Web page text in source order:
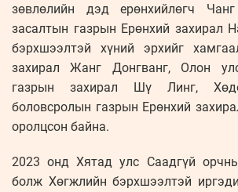
зөвлөлийн дэд ерөнхийлөгч
засалтын газрын Ерөнхий захирал
бэрхшээлтэй хүний эрхийг
захирал Жанг Донгванг, Олон
газрын захирал Шү Линг,
боловсролын газрын Ерөнхий
оролцсон байна.
2023 онд Хятад улс Саадгүй
болж Хөгжлийн бэрхшээлтэй